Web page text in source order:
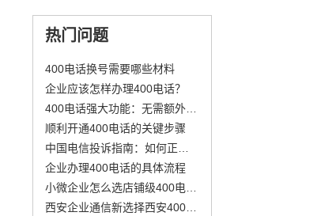
热门问题
400电话换号需要哪些材料
企业应该怎样办理400电话？
顺利开通400电话的关键步骤
企业办理400电话的具体流程